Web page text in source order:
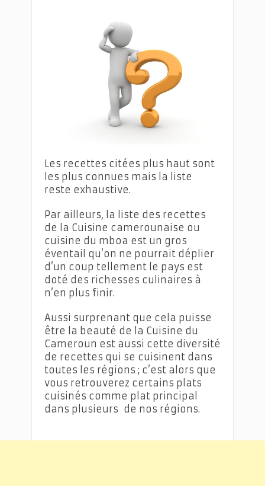
Les recettes citées plus haut sont
les plus connues mais la liste
reste exhaustive.
Par ailleurs, la liste des recettes
de la Cuisine camerounaise ou
cuisine du mboa est un gros
éventail qu’on ne pourrait déplier
d’un coup tellement le pays est
doté des richesses culinaires à
n’en plus finir.
Aussi surprenant que cela puisse
être la beauté de la Cuisine du
Cameroun est aussi cette diversité
de recettes qui se cuisinent dans
toutes les régions ; c’est alors que
vous retrouverez certains plats
cuisinés comme plat principal
dans plusieurs de nos régions.